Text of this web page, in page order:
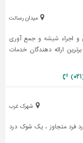
میدان رسالت
و اجراء شیشه و جمع آوری
ارائه دهندگان خدمات
شهرک غرب
فرد متجاوز ، یک شوک درد